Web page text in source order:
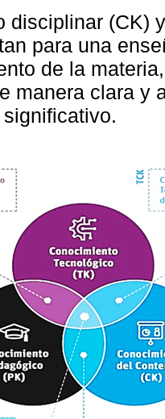
disciplinar (CK)
para una
de la
manera clara y